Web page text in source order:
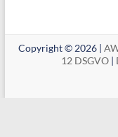
Copyright © 2026 |
12 DSGVO|